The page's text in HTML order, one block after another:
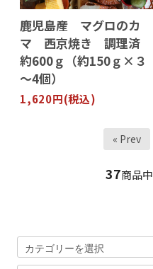
鹿児島産 マグロのカ
マ 西京焼き 調理済
約600ｇ（約150ｇ×３
～4個）
1,620円(税込)
« Prev
37商品中